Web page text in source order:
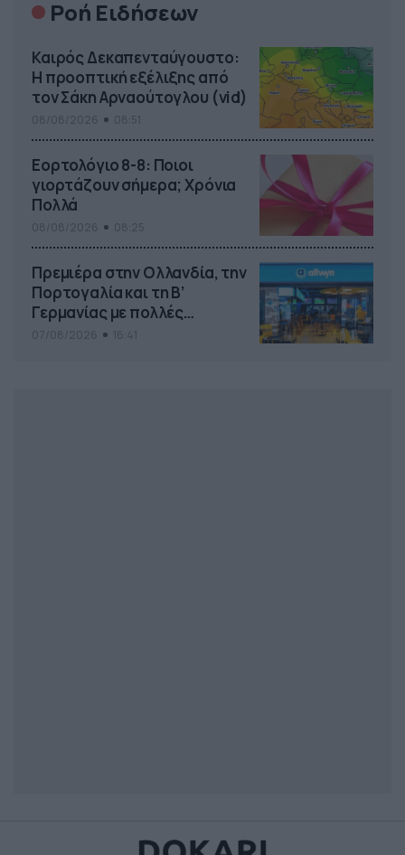
Ροή Ειδήσεων
Καιρός Δεκαπενταύγουστο:
Η προοπτική εξέλιξης από
τον Σάκη Αρναούτογλου (vid)
Εορτολόγιο 8-8: Ποιοι
γιορτάζουν σήμερα; Χρόνια
Πολλά
Πρεμιέρα στην Ολλανδία, την
Πορτογαλία και τη Β’
Γερμανίας με πολλές
στοιχηματικές επιλογές από